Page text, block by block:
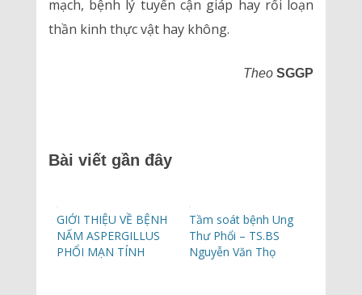
mạch, bệnh lý tuyến cận giáp hay rối loạn
thần kinh thực vật hay không.
Theo SGGP
Bài viết gần đây
GIỚI THIỆU VỀ BỆNH
NẤM ASPERGILLUS
PHỔI MẠN TÍNH
Tầm soát bệnh Ung
Thư Phổi – TS.BS
Nguyễn Văn Thọ